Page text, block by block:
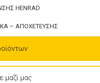
HENRAD
– ΑΠΟΧΕΤΕΥΣΗΣ
μαζί μας